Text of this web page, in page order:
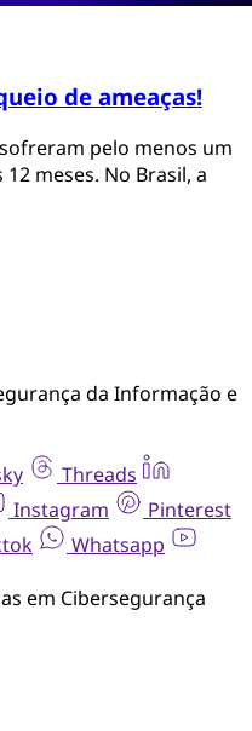
de ameaças!
pelo menos um
meses. No Brasil, a
da Informação e
Threads
Instagram
Pinterest
Whatsapp
em Cibersegurança